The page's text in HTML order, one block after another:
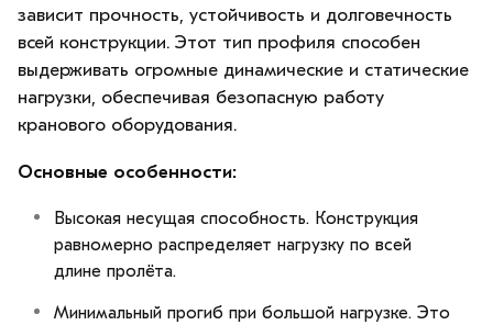
зависит прочность, устойчивость и долговечность
всей конструкции. Этот тип профиля способен
выдерживать огромные динамические и статические
нагрузки, обеспечивая безопасную работу
кранового оборудования.
Основные особенности:
Высокая несущая способность. Конструкция
равномерно распределяет нагрузку по всей
длине пролёта.
Минимальный прогиб при большой нагрузке. Это